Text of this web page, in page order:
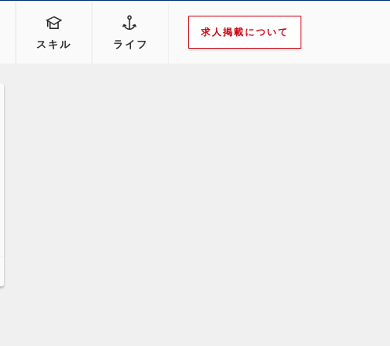
スキル ライフ
求人掲載について